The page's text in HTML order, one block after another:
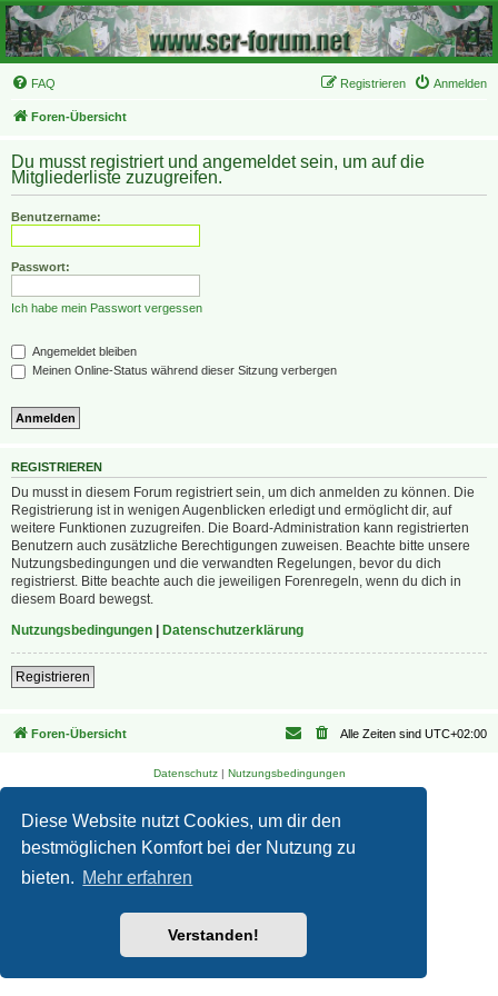
Diese Website nutzt Cookies, um dir den
bestmöglichen Komfort bei der Nutzung zu
bieten. Mehr erfahren
Verstanden!
FAQ Anmelden
Registrieren
Foren-Übersicht
Du musst registriert und angemeldet sein, um auf die
Mitgliederliste zuzugreifen.
Benutzername:
Passwort:
Ich habe mein Passwort vergessen
Angemeldet bleiben
Meinen Online-Status während dieser Sitzung verbergen
REGISTRIEREN
Du musst in diesem Forum registriert sein, um dich anmelden zu können. Die
Registrierung ist in wenigen Augenblicken erledigt und ermöglicht dir, auf
weitere Funktionen zuzugreifen. Die Board-Administration kann registrierten
Benutzern auch zusätzliche Berechtigungen zuweisen. Beachte bitte unsere
Nutzungsbedingungen und die verwandten Regelungen, bevor du dich
registrierst. Bitte beachte auch die jeweiligen Forenregeln, wenn du dich in
diesem Board bewegst.
Nutzungsbedingungen
Datenschutzerklärung
Registrieren
Foren-Übersicht Alle Zeiten sind UTC+02:00
Datenschutz| Nutzungsbedingungen